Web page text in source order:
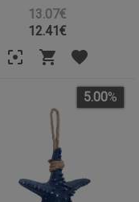
13.07€
12.41€
5.00%